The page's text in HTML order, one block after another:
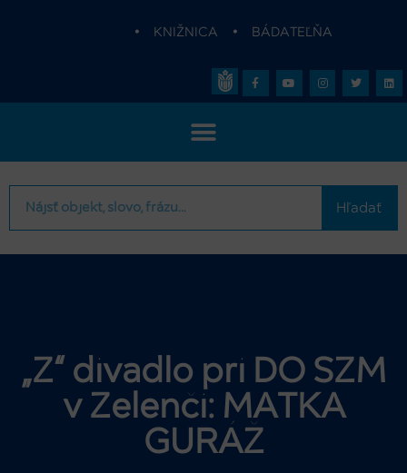
• KNIŽNICA • BÁDATEĽŇA
Hľadať
„Z“ divadlo pri DO SZM
v Zelenči: MATKA
GURÁŽ